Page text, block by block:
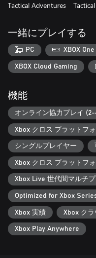
- さあ、荒廃した「ソラス
わざわいの真実を明かし、
- クラシックなTRPGの伝
ルで自分だけの冒険者のパ
たちに命を吹き込めば、彼
れる。取りたい戦略に合わ
能力を最大限に引き出そう
いざ、神秘と動乱の世界へ
- うち棄てられたダンジョ
し出せ。だが光と闇に注意
み、まばゆい光はモンスタ
もいれば、たいまつを恐れ
を把握して活用するのがデ
- チーム制・ターン制の戦
ソラスタのダイナミックな
ークな戦略を取ることもで
孤立させたり、壁や柱を倒
したり。世界全体があなた
三次元思考を研ぎ澄ませ
- ソラスタのダンジョンは
物を登り、跳び越え、時に
Tactical Adventures
一緒にプレイする
PC XBOX One
XBOX Cloud Gaming
機能
オンライン協力プレイ (2-
Xbox クロス プラットフ
シングルプレイヤー
Xbox クロス プラットフ
Xbox Live 世代間マルチ
Optimized for Xbox
Xbox 実績 Xbox ク
Xbox Play Anywhere